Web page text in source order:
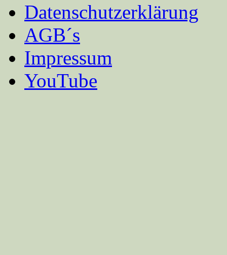
Datenschutzerklärung
AGB´s
Impressum
YouTube